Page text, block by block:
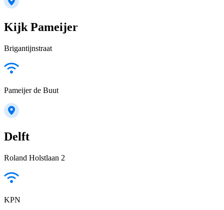
Kijk Pameijer
Brigantijnstraat
Pameijer de Buut
Delft
Roland Holstlaan 2
KPN